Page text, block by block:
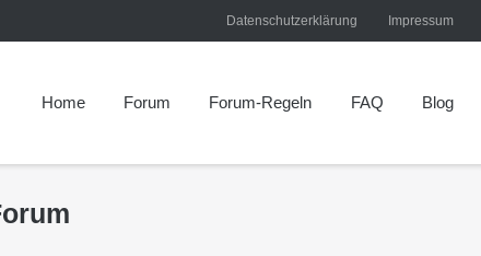
Datenschutzerklärung Impressum
Home Forum Forum-Regeln FAQ Blog